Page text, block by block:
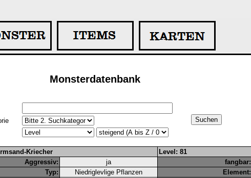
Monsterdatenbank
Kriecher Level: 81
Aggressiv:
ja fangbar:
Typ:
Niedriglevlige Pflanzen Element: